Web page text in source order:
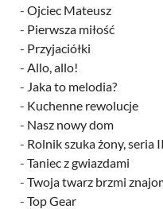
- Ojciec Mateusz
- Pierwsza miłość
- Przyjaciółki
- Allo, allo!
- Jaka to melodia?
- Kuchenne rewolucje
- Nasz nowy dom
- Rolnik szuka żony, seria
- Taniec z gwiazdami
- Twoja twarz brzmi
- Top Gear